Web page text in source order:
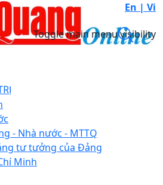
En | Vi
Toggle main menu visibility
- Nhà nước - MTTQ
tư tưởng của Đảng
Minh